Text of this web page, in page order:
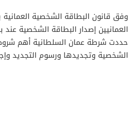
1.1 إصدار بطاقة شخصية
1.2 إصدار بطاقة شخصية
2
وفق قانون البطاقة الشخصية
العمانيين إصدار البطاقة الشخصية
حددت شرطة عمان السلطانية أهم
الشخصية وتجديدها ورسوم التجديد